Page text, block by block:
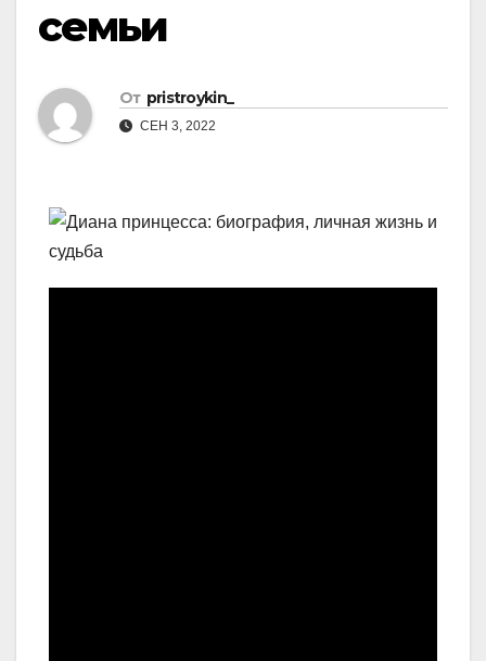
семьи
От pristroykin_
СЕН 3, 2022